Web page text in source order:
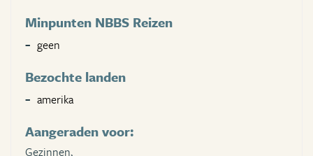
Minpunten NBBS Reizen
geen
Bezochte landen
amerika
Aangeraden voor:
Gezinnen,